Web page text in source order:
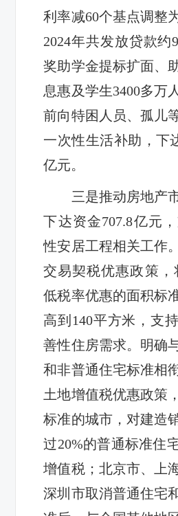
利率减60个基点调整
2024年共发放贷款约
奖助学金提标扩面、
息惠及学生3400多万
前向特困人员、孤儿
一次性生活补助，下
亿元。
三是推动房地产市
下达资金707.8亿元
性安居工程相关工作
交易契税优惠政策，
低税率优惠的面积标
高到140平方米，支
善性住房需求。明确
和非普通住宅标准相
土地增值税优惠政策
标准的城市，对建造
过20%的普通标准住
增值税；北京市、上
深圳市取消普通住宅